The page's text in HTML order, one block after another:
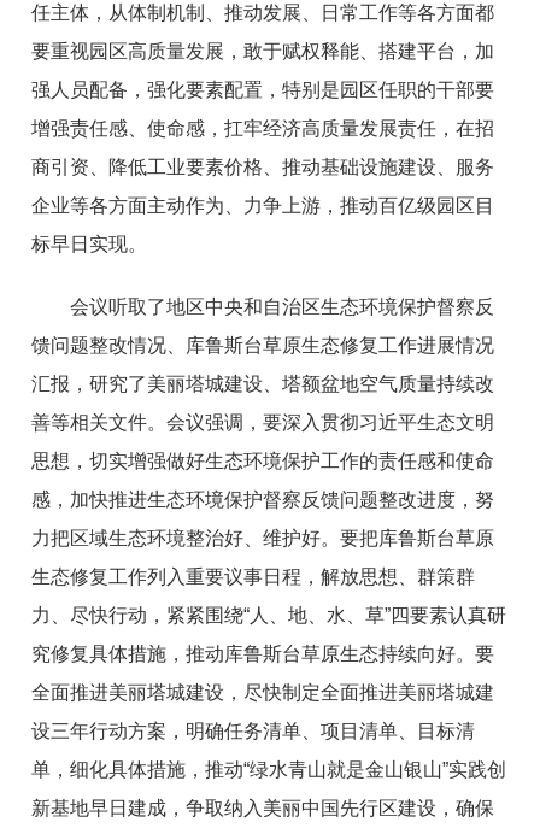
任主体，从体制机制、推动发展、日常工作等各方面都
要重视园区高质量发展，敢于赋权释能、搭建平台，加
强人员配备，强化要素配置，特别是园区任职的干部要
增强责任感、使命感，扛牢经济高质量发展责任，在招
商引资、降低工业要素价格、推动基础设施建设、服务
企业等各方面主动作为、力争上游，推动百亿级园区目
标早日实现。
会议听取了地区中央和自治区生态环境保护督察反
馈问题整改情况、库鲁斯台草原生态修复工作进展情况
汇报，研究了美丽塔城建设、塔额盆地空气质量持续改
善等相关文件。会议强调，要深入贯彻习近平生态文明
思想，切实增强做好生态环境保护工作的责任感和使命
感，加快推进生态环境保护督察反馈问题整改进度，努
力把区域生态环境整治好、维护好。要把库鲁斯台草原
生态修复工作列入重要议事日程，解放思想、群策群
力、尽快行动，紧紧围绕“人、地、水、草”四要素认真研
究修复具体措施，推动库鲁斯台草原生态持续向好。要
全面推进美丽塔城建设，尽快制定全面推进美丽塔城建
设三年行动方案，明确任务清单、项目清单、目标清
单，细化具体措施，推动“绿水青山就是金山银山”实践创
新基地早日建成，争取纳入美丽中国先行区建设，确保